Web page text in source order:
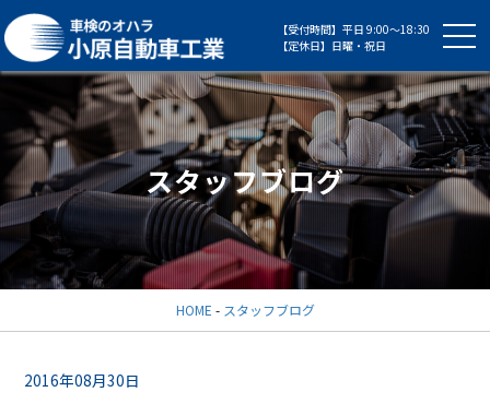
【受付時間】平日 9:00～18:30
【定休日】日曜・祝日
スタッフブログ
HOME - スタッフブログ
2016年08月30日